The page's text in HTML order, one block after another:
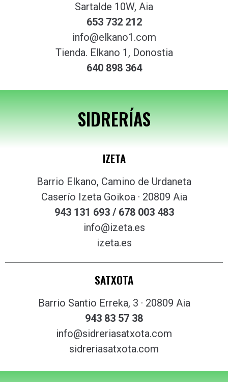
Sartalde 10W, Aia
653 732 212
info@elkano1.com
Tienda. Elkano 1, Donostia
640 898 364
SIDRERÍAS
IZETA
Barrio Elkano, Camino de Urdaneta
Caserío Izeta Goikoa · 20809 Aia
943 131 693 / 678 003 483
info@izeta.es
izeta.es
SATXOTA
Barrio Santio Erreka, 3 · 20809 Aia
943 83 57 38
info@sidreriasatxota.com
sidreriasatxota.com